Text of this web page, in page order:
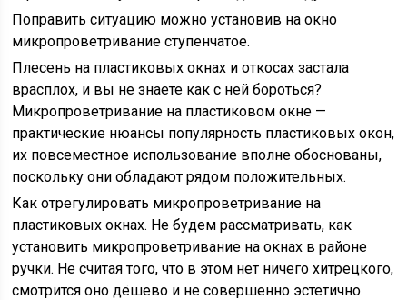
Поправить ситуацию можно установив на окно
микропроветривание ступенчатое.
Плесень на пластиковых окнах и откосах застала
врасплох, и вы не знаете как с ней бороться?
Микропроветривание на пластиковом окне —
практические нюансы популярность пластиковых окон,
их повсеместное использование вполне обоснованы,
поскольку они обладают рядом положительных.
Как отрегулировать микропроветривание на
пластиковых окнах. Не будем рассматривать, как
установить микропроветривание на окнах в районе
ручки. Не считая того, что в этом нет ничего хитрецкого,
смотрится оно дёшево и не совершенно эстетично.